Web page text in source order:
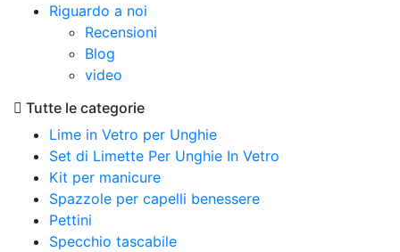
Riguardo a noi
Recensioni
Blog
video
Tutte le categorie
Lime in Vetro per Unghie
Set di Limette Per Unghie In Vetro
Kit per manicure
Spazzole per capelli benessere
Pettini
Specchio tascabile